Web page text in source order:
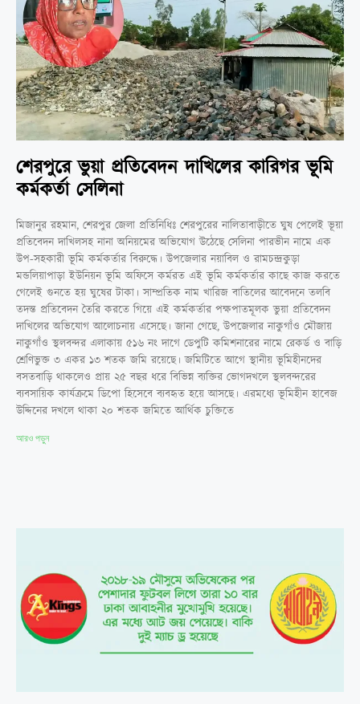
শেরপুরে ভুয়া প্রতিবেদন দাখিলের কারিগর ভূমি
কর্মকর্তা সেলিনা
মিজানুর রহমান, শেরপুর জেলা প্রতিনিধিঃ শেরপুরের নালিতাবাড়ীতে ঘুষ পেলেই ভূয়া
প্রতিবেদন দাখিলসহ নানা অনিয়মের অভিযোগ উঠেছে সেলিনা পারভীন নামে এক
উপ-সহকারী ভূমি কর্মকর্তার বিরুদ্ধে। উপজেলার নয়াবিল ও রামচন্দ্রকুড়া
মন্ডলিয়াপাড়া ইউনিয়ন ভূমি অফিসে কর্মরত এই ভূমি কর্মকর্তার কাছে কাজ করতে
গেলেই গুনতে হয় ঘুষের টাকা। সাম্প্রতিক নাম খারিজ বাতিলের আবেদনে তলবি
তদন্ত প্রতিবেদন তৈরি করতে গিয়ে এই কর্মকর্তার পক্ষপাতমূলক ভুয়া প্রতিবেদন
দাখিলের অভিযোগ আলোচনায় এসেছে। জানা গেছে, উপজেলার নাকুগাঁও মৌজায়
নাকুগাঁও স্থলবন্দর এলাকায় ৫১৬ নং দাগে ডেপুটি কমিশনারের নামে রেকর্ড ও বাড়ি
শ্রেণিভুক্ত ৩ একর ১৩ শতক জমি রয়েছে। জমিটিতে আগে স্থানীয় ভূমিহীনদের
বসতবাড়ি থাকলেও প্রায় ২৫ বছর ধরে বিভিন্ন ব্যক্তির ভোগদখলে স্থলবন্দরের
ব্যবসায়িক কার্যক্রমে ডিপো হিসেবে ব্যবহৃত হয়ে আসছে। এরমধ্যে ভূমিহীন হাবেজ
উদ্দিনের দখলে থাকা ২০ শতক জমিতে আর্থিক চুক্তিতে
আরও পড়ুন